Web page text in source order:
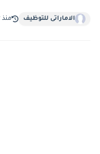
الاماراتى للتوظيف منذ 2 سنة